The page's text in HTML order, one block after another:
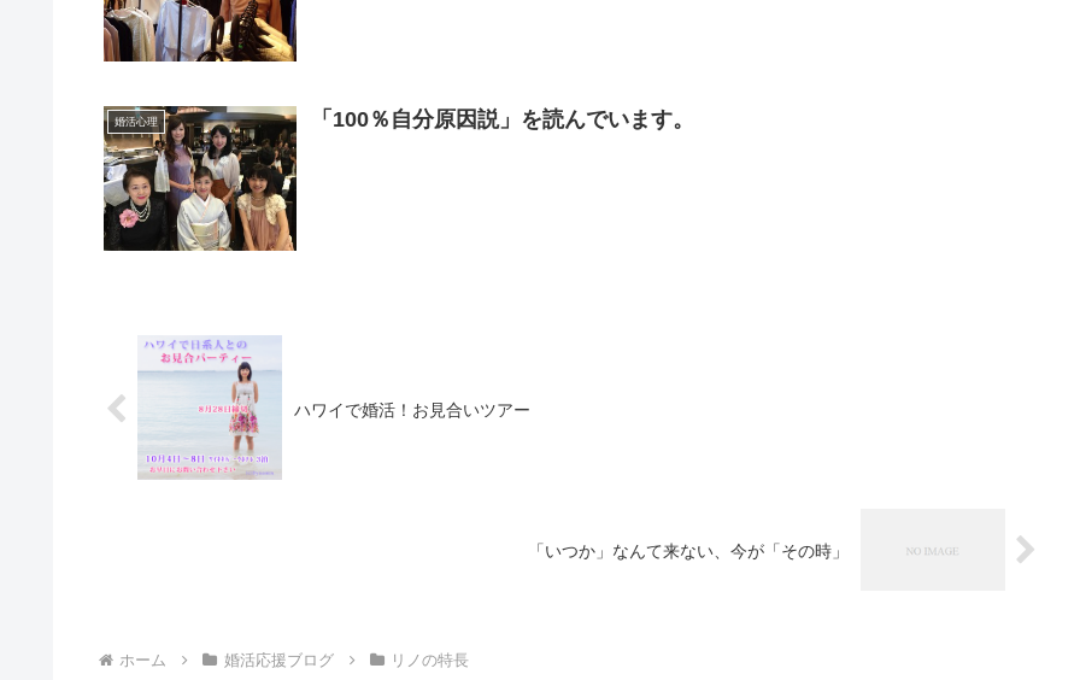
婚活心理 「100％自分原因説」を読んでいます。
ハワイで婚活！お見合いツアー
「いつか」なんて来ない、今が「その時」
ホーム 婚活応援ブログ リノの特長